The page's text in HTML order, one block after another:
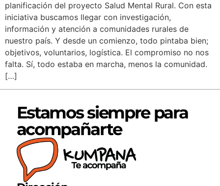
planificación del proyecto Salud Mental Rural. Con esta
iniciativa buscamos llegar con investigación,
información y atención a comunidades rurales de
nuestro país. Y desde un comienzo, todo pintaba bien;
objetivos, voluntarios, logística. El compromiso no nos
falta. Sí, todo estaba en marcha, menos la comunidad.
[…]
Estamos siempre para
acompañarte